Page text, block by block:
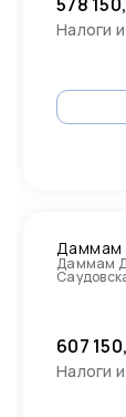
Налоги
Даммам
Даммам
607
Налоги